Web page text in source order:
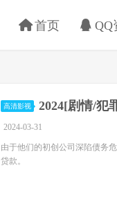
首页 QQ
高清影视 2024[剧情/犯
2024-03-31
由于他们的初创公司深陷债务
贷款。